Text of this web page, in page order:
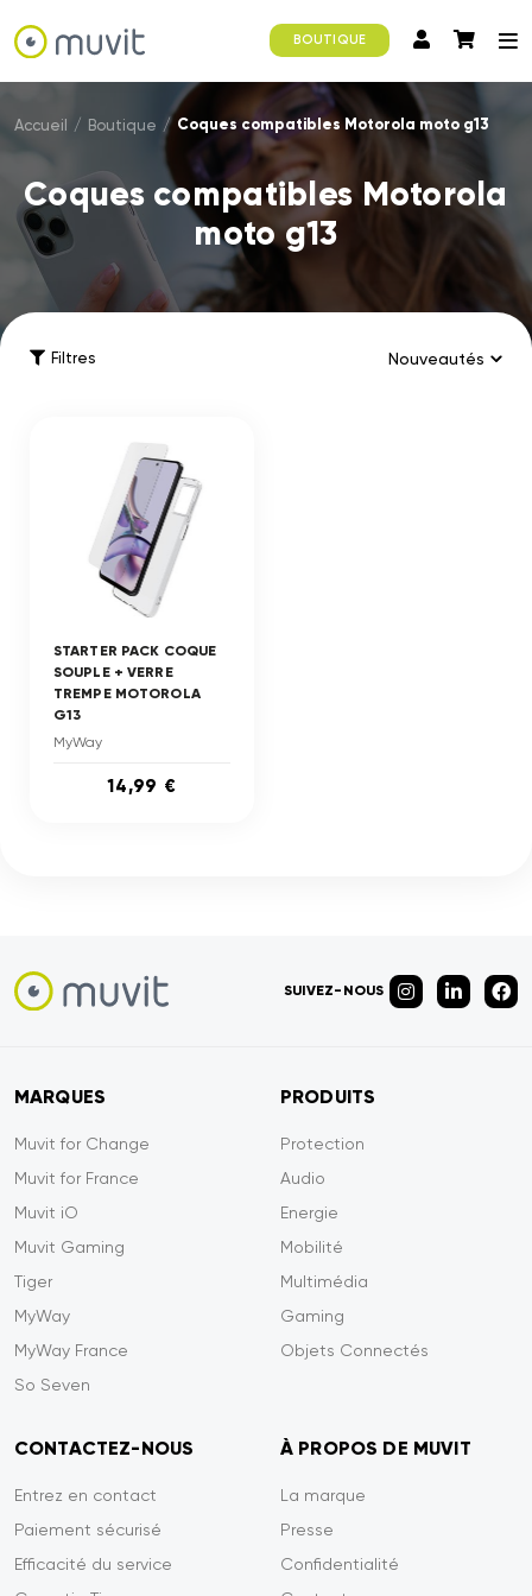
BOUTIQUE
Accueil / Boutique / Coques compatibles Motorola moto g13
Coques compatibles Motorola
moto g13
Filtres
STARTER PACK COQUE
SOUPLE + VERRE
TREMPE MOTOROLA
G13
MyWay
14,99 €
SUIVEZ-NOUS
MARQUES
Muvit for Change
Muvit for France
Muvit iO
Muvit Gaming
Tiger
MyWay
MyWay France
So Seven
PRODUITS
Protection
Audio
Energie
Mobilité
Multimédia
Gaming
Objets Connectés
CONTACTEZ-NOUS
Entrez en contact
Paiement sécurisé
Efficacité du service
À PROPOS DE MUVIT
La marque
Presse
Confidentialité